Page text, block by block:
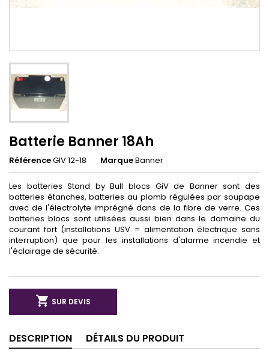
Batterie Banner 18Ah
RéférenceGIV 12-18 MarqueBanner
Les batteries Stand by Bull blocs GiV de Banner sont des
batteries étanches, batteries au plomb régulées par soupape
avec de l'électrolyte imprégné dans de la fibre de verre. Ces
batteries blocs sont utilisées aussi bien dans le domaine du
courant fort (installations USV = alimentation électrique sans
interruption) que pour les installations d'alarme incendie et
l'éclairage de sécurité.
 SUR DEVIS
DESCRIPTION DÉTAILS DU PRODUIT